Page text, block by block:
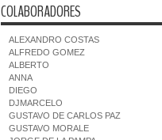
COLABORADORES
ALEXANDRO COSTAS
ALFREDO GOMEZ
ALBERTO
ANNA
DIEGO
DJMARCELO
GUSTAVO DE CARLOS PAZ
GUSTAVO MORALE